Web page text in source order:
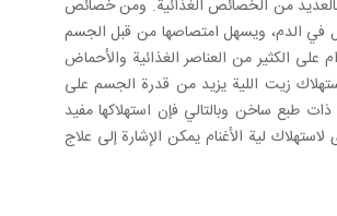
بالعديد من الخصائص الغذائية. ومن خصائص
في الدم، ويسهل امتصاصها من قبل الجسم
على الكثير من العناصر الغذائية والأحماض
استهلاك زيت اللية يزيد من قدرة الجسم على
طبع ساخن وبالتالي فإن استهلاكها مفيد
لية الأغنام يمكن الإشارة إلى علاج